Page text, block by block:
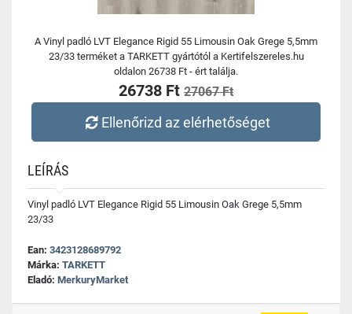
A Vinyl padló LVT Elegance Rigid 55 Limousin Oak Grege 5,5mm
23/33 terméket a TARKETT gyártótól a Kertifelszereles.hu
oldalon 26738 Ft - ért találja.
26738 Ft 27067 Ft
Ellenőrizd az elérhetőséget
LEÍRÁS
Vinyl padló LVT Elegance Rigid 55 Limousin Oak Grege 5,5mm
23/33
Ean: 3423128689792
Márka: TARKETT
Eladó: MerkuryMarket